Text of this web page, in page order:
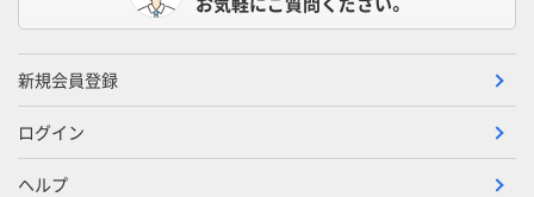
新規会員登録
ログイン
ヘルプ